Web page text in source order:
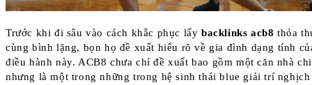
Trước khi đi sâu vào cách khắc phục lấy backlinks acb8 thỏa
cùng bình lặng, bọn họ đề xuất hiểu rõ về gia đình dạng tính
điều hành này. ACB8 chưa chỉ đề xuất bao gồm một căn nhà
nhưng là một trong những trong hệ sinh thái blue giải trí nghịch